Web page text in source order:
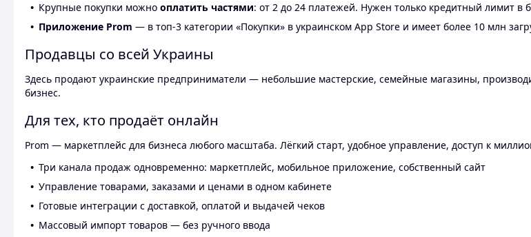
Крупные покупки можно оплатить частями: от 2 до 24 платежей. Нужен только кредитный лимит в
Приложение Prom — в топ-3 категории «Покупки» в украинском App Store и имеет более 10 млн
Продавцы со всей Украины
Здесь продают украинские предприниматели — небольшие мастерские, семейные магазины,
бизнес.
Для тех, кто продаёт онлайн
Prom — маркетплейс для бизнеса любого масштаба. Лёгкий старт, удобное управление, доступ к
Три канала продаж одновременно: маркетплейс, мобильное приложение, собственный сайт
Управление товарами, заказами и ценами в одном кабинете
Готовые интеграции с доставкой, оплатой и выдачей чеков
Массовый импорт товаров — без ручного ввода